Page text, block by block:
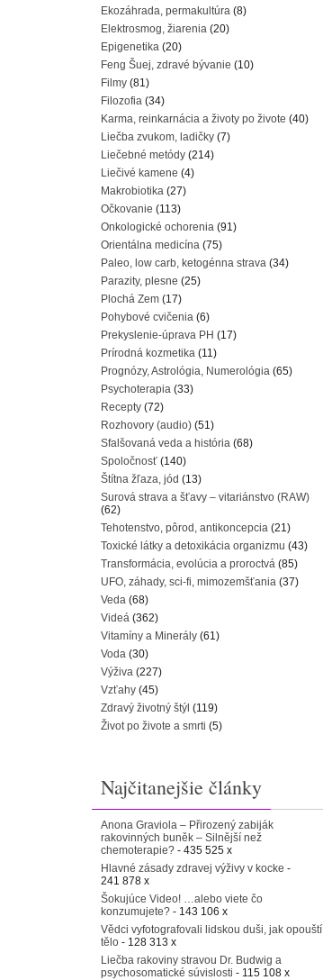
Ekozáhrada, permakultúra (8)
Elektrosmog, žiarenia (20)
Epigenetika (20)
Feng Šuej, zdravé bývanie (10)
Filmy (81)
Filozofia (34)
Karma, reinkarnácia a životy po živote (40)
Liečba zvukom, ladičky (7)
Liečebné metódy (214)
Liečivé kamene (4)
Makrobiotika (27)
Očkovanie (113)
Onkologické ochorenia (91)
Orientálna medicína (75)
Paleo, low carb, ketogénna strava (34)
Parazity, plesne (25)
Plochá Zem (17)
Pohybové cvičenia (6)
Prekyslenie-úprava PH (17)
Prírodná kozmetika (11)
Prognózy, Astrológia, Numerológia (65)
Psychoterapia (33)
Recepty (72)
Rozhovory (audio) (51)
Sfalšovaná veda a história (68)
Spoločnosť (140)
Štítna žľaza, jód (13)
Surová strava a šťavy – vitariánstvo (RAW)
(62)
Tehotenstvo, pôrod, antikoncepcia (21)
Toxické látky a detoxikácia organizmu (43)
Transformácia, evolúcia a proroctvá (85)
UFO, záhady, sci-fi, mimozemšťania (37)
Veda (68)
Videá (362)
Vitamíny a Minerály (61)
Voda (30)
Výživa (227)
Vzťahy (45)
Zdravý životný štýl (119)
Život po živote a smrti (5)
Najčitanejšie články
Anona Graviola – Přirozený zabiják
rakovinných buněk – Silnější než
chemoterapie? - 435 525 x
Hlavné zásady zdravej výživy v kocke -
241 878 x
Šokujúce Video! …alebo viete čo
konzumujete? - 143 106 x
Vědci vyfotografovali lidskou duši, jak opouští
tělo - 128 313 x
Liečba rakoviny stravou Dr. Budwig a
psychosomatické súvislosti - 115 108 x